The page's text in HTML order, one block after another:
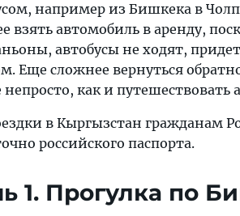
например из Бишкека в
взять автомобиль в аренду,
автобусы не ходят,
Еще сложнее вернуться
непросто, как и путешествовать
в Кыргызстан гражданам
российского паспорта.
1. Прогулка по